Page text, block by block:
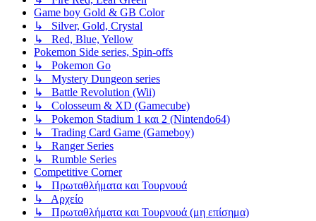
Game boy Gold & GB Color
↳ Silver, Gold, Crystal
↳ Red, Blue, Yellow
Pokemon Side series, Spin-offs
↳ Pokemon Go
↳ Mystery Dungeon series
↳ Battle Revolution (Wii)
↳ Colosseum & XD (Gamecube)
↳ Pokemon Stadium 1 και 2 (Nintendo64)
↳ Trading Card Game (Gameboy)
↳ Ranger Series
↳ Rumble Series
Competitive Corner
↳ Πρωταθλήματα και Τουρνουά
↳ Αρχείο
↳ Πρωταθλήματα και Τουρνουά (μη επίσημα)